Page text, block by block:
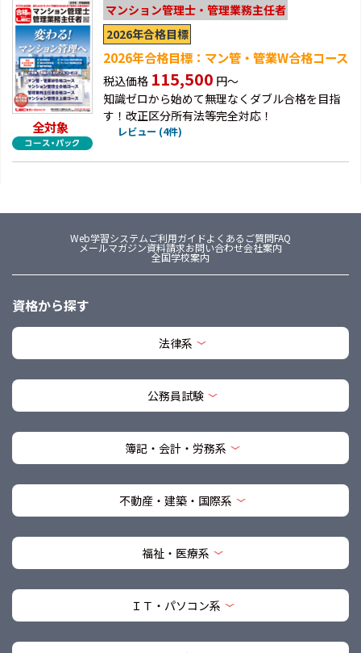
全対象
マンション管理士・管理業務主任者
2026年合格目標
2026年合格目標：マン管・管業W合格コース
税込価格 115,500 円～
知識ゼロから始めて無理なくダブル合格を目指
す！改正区分所有法等完全対応！
レビュー (4件)
Web学習システムご利用ガイドよくあるご質問FAQ
メールマガジン資料請求お問い合わせ会社案内
全国学校案内
資格から探す
法律系
公務員試験
簿記・会計・労務系
不動産・建築・国際系
福祉・医療系
ＩＴ・パソコン系